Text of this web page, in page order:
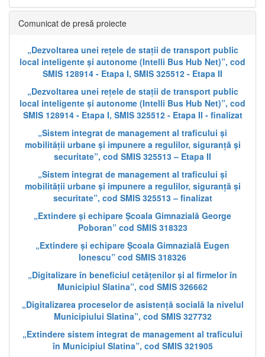
Comunicat de presă proiecte
„Dezvoltarea unei rețele de stații de transport public
local inteligente și autonome (Intelli Bus Hub Net)”, cod
SMIS 128914 - Etapa I, SMIS 325512 - Etapa II
„Dezvoltarea unei rețele de stații de transport public
local inteligente și autonome (Intelli Bus Hub Net)”, cod
SMIS 128914 - Etapa I, SMIS 325512 - Etapa II - finalizat
„Sistem integrat de management al traficului și
mobilității urbane și impunere a regulilor, siguranță și
securitate”, cod SMIS 325513 – Etapa II
„Sistem integrat de management al traficului și
mobilității urbane și impunere a regulilor, siguranță și
securitate”, cod SMIS 325513 – finalizat
„Extindere și echipare Școala Gimnazială George
Poboran” cod SMIS 318323
„Extindere și echipare Școala Gimnazială Eugen
Ionescu” cod SMIS 318326
„Digitalizare în beneficiul cetățenilor și al firmelor în
Municipiul Slatina”, cod SMIS 326662
„Digitalizarea proceselor de asistență socială la nivelul
Municipiului Slatina”, cod SMIS 327732
„Extindere sistem integrat de management al traficului
în Municipiul Slatina”, cod SMIS 321905